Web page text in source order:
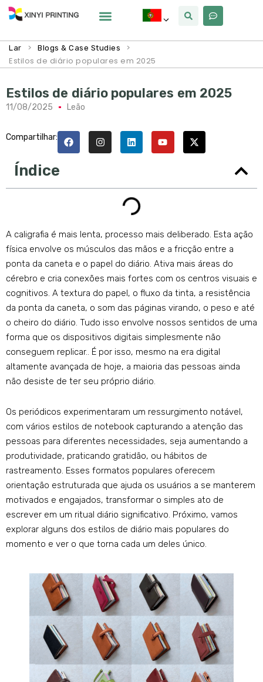
Lar > Blogs & Case Studies
>
Estilos de diário populares em 2025
Estilos de diário populares em 2025
11/08/2025 Leão
Compartilhar:
Índice
A caligrafia é mais lenta, processo mais deliberado. Esta ação
física envolve os músculos das mãos e a fricção entre a
ponta da caneta e o papel do diário. Ativa mais áreas do
cérebro e cria conexões mais fortes com os centros visuais e
cognitivos. A textura do papel, o fluxo da tinta, a resistência
da ponta da caneta, o som das páginas virando, o peso e até
o cheiro do diário. Tudo isso envolve nossos sentidos de uma
forma que os dispositivos digitais simplesmente não
conseguem replicar.. É por isso, mesmo na era digital
altamente avançada de hoje, a maioria das pessoas ainda
não desiste de ter seu próprio diário.
Os periódicos experimentaram um ressurgimento notável,
com vários estilos de notebook capturando a atenção das
pessoas para diferentes necessidades, seja aumentando a
produtividade, praticando gratidão, ou hábitos de
rastreamento. Esses formatos populares oferecem
orientação estruturada que ajuda os usuários a se manterem
motivados e engajados, transformar o simples ato de
escrever em um ritual diário significativo. Próximo, vamos
explorar alguns dos estilos de diário mais populares do
momento e ver o que torna cada um deles único.